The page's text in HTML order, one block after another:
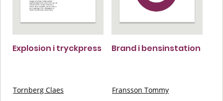
Explosion i tryckpress
Tornberg Claes
Brand i bensinstation
Fransson Tommy